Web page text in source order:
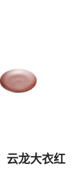
云龙大衣红